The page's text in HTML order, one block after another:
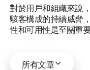
對於用戶和組織來說
駭客構成的持續威脅
性和可用性是至關重要
所有文章